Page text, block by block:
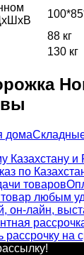
88 кг
130 кг
дома
Казахстану и
по
товаров
товар любым
он-лайн,
на